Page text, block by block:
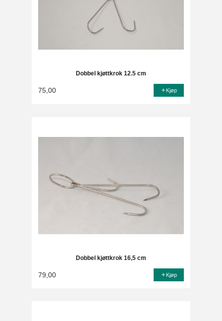
Dobbel kjøttkrok 12.5 cm
75,00 Kjøp
Dobbel kjøttkrok 16,5 cm
79,00 Kjøp